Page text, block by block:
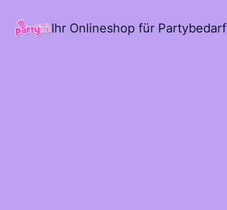
Ihr Onlineshop für Partybedarf